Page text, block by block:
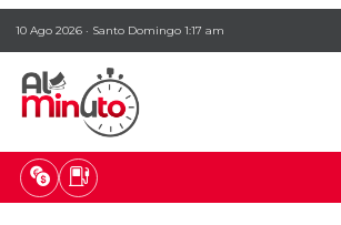
10 Ago 2026 · Santo Domingo 1:17 am